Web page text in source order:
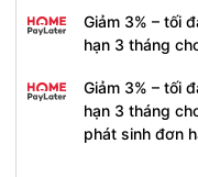
Giảm 3% – tối
hạn 3 tháng
Giảm 3% – tối
hạn 3 tháng
phát sinh đơn